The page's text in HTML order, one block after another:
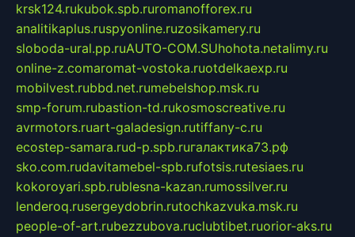
krsk124.rukubok.spb.ruromanofforex.ru
analitikaplus.ruspyonline.ruzosikamery.ru
sloboda-ural.pp.ruAUTO-COM.SUhohota.netalimy.ru
online-z.comaromat-vostoka.ruotdelkaexp.ru
mobilvest.rubbd.net.rumebelshop.msk.ru
smp-forum.rubastion-td.rukosmoscreative.ru
avrmotors.ruart-galadesign.rutiffany-c.ru
ecostep-samara.rud-p.spb.ruгалактика73.рф
sko.com.rudavitamebel-spb.rufotsis.rutesiaes.ru
kokoroyari.spb.rublesna-kazan.rumossilver.ru
lenderoq.rusergeydobrin.rutochkazvuka.msk.ru
people-of-art.rubezzubova.ruclubtibet.ruorior-aks.ru